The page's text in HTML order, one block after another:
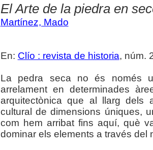
El Arte de la piedra en
Martínez, Mado
En: Clío : revista de historia, núm.
La pedra seca no és només
arrelament en determinades
arquitectònica que al llarg dels
cultural de dimensions úniques,
com hem arribat fins aquí, què
dominar els elements a través del